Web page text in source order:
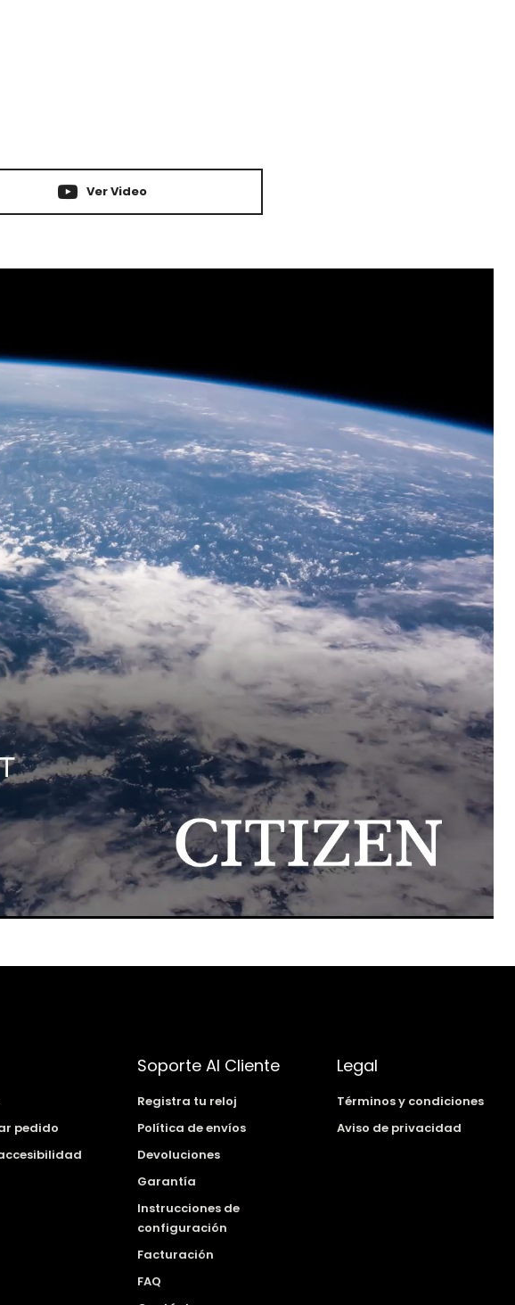
Ver Video
pedido
Soporte Al Cliente
Registra tu reloj
Política de envíos
Devoluciones
Garantía
Instrucciones de
configuración
Facturación
FAQ
Legal
Términos y condiciones
Aviso de privacidad